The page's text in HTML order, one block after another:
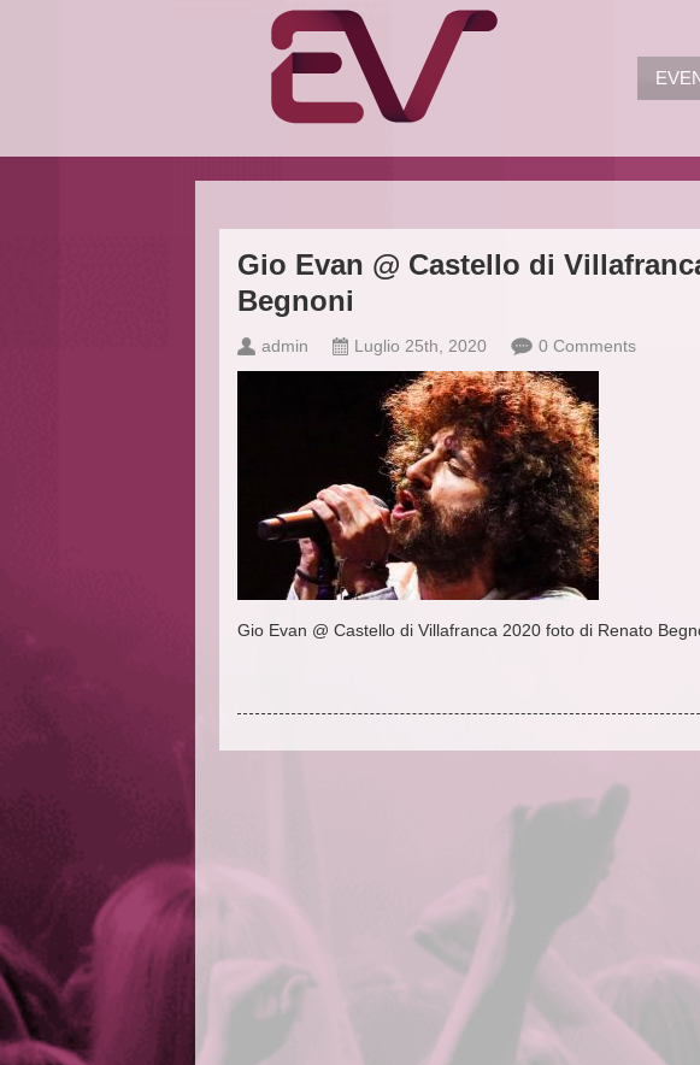
Gio Evan @ Castello di
Begnoni
admin Luglio 25th, 2020 0 Comments
Gio Evan @ Castello di Villafranca 2020 foto di Renato